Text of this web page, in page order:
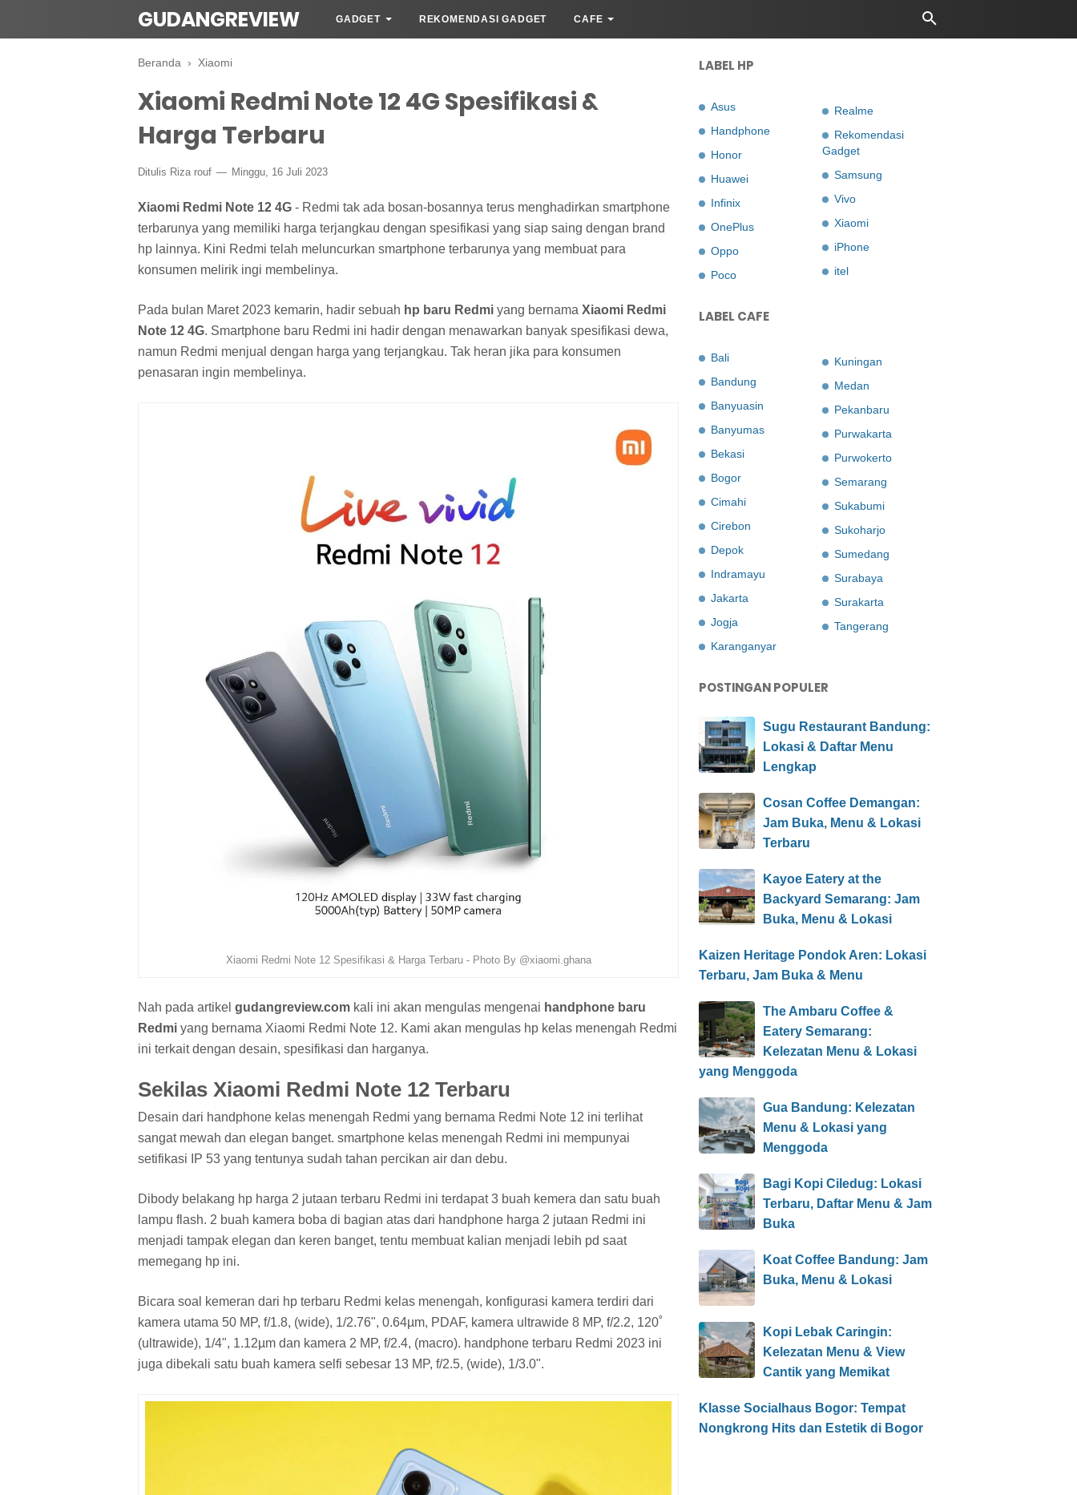
GUDANGREVIEW GADGET REKOMENDASI GADGET CAFE
Beranda › Xiaomi
Xiaomi Redmi Note 12 4G Spesifikasi &
Harga Terbaru
Ditulis Riza rouf Minggu, 16 Juli 2023
Xiaomi Redmi Note 12 4G - Redmi tak ada bosan-bosannya terus menghadirkan smartphone
terbarunya yang memiliki harga terjangkau dengan spesifikasi yang siap saing dengan brand
hp lainnya. Kini Redmi telah meluncurkan smartphone terbarunya yang membuat para
konsumen melirik ingi membelinya.
Pada bulan Maret 2023 kemarin, hadir sebuah hp baru Redmi yang bernama Xiaomi Redmi
Note 12 4G. Smartphone baru Redmi ini hadir dengan menawarkan banyak spesifikasi dewa,
namun Redmi menjual dengan harga yang terjangkau. Tak heran jika para konsumen
penasaran ingin membelinya.
Xiaomi Redmi Note 12 Spesifikasi & Harga Terbaru - Photo By @xiaomi.ghana
Nah pada artikel gudangreview.com kali ini akan mengulas mengenai handphone baru
Redmi yang bernama Xiaomi Redmi Note 12. Kami akan mengulas hp kelas menengah Redmi
ini terkait dengan desain, spesifikasi dan harganya.
Sekilas Xiaomi Redmi Note 12 Terbaru
Desain dari handphone kelas menengah Redmi yang bernama Redmi Note 12 ini terlihat
sangat mewah dan elegan banget. smartphone kelas menengah Redmi ini mempunyai
setifikasi IP 53 yang tentunya sudah tahan percikan air dan debu.
Dibody belakang hp harga 2 jutaan terbaru Redmi ini terdapat 3 buah kemera dan satu buah
lampu flash. 2 buah kamera boba di bagian atas dari handphone harga 2 jutaan Redmi ini
menjadi tampak elegan dan keren banget, tentu membuat kalian menjadi lebih pd saat
memegang hp ini.
Bicara soal kemeran dari hp terbaru Redmi kelas menengah, konfigurasi kamera terdiri dari
kamera utama 50 MP, f/1.8, (wide), 1/2.76", 0.64µm, PDAF, kamera ultrawide 8 MP, f/2.2, 120˚
(ultrawide), 1/4", 1.12µm dan kamera 2 MP, f/2.4, (macro). handphone terbaru Redmi 2023 ini
juga dibekali satu buah kamera selfi sebesar 13 MP, f/2.5, (wide), 1/3.0".
LABEL HP
Asus
Handphone
Honor
Huawei
Infinix
OnePlus
Oppo
Poco
Realme
Rekomendasi
Gadget
Samsung
Vivo
Xiaomi
iPhone
itel
LABEL CAFE
Bali
Bandung
Banyuasin
Banyumas
Bekasi
Bogor
Cimahi
Cirebon
Depok
Indramayu
Jakarta
Jogja
Karanganyar
Kuningan
Medan
Pekanbaru
Purwakarta
Purwokerto
Semarang
Sukabumi
Sukoharjo
Sumedang
Surabaya
Surakarta
Tangerang
POSTINGAN POPULER
Sugu Restaurant Bandung:
Lokasi & Daftar Menu
Lengkap
Cosan Coffee Demangan:
Jam Buka, Menu & Lokasi
Terbaru
Kayoe Eatery at the
Backyard Semarang: Jam
Buka, Menu & Lokasi
Kaizen Heritage Pondok Aren: Lokasi
Terbaru, Jam Buka & Menu
The Ambaru Coffee &
Eatery Semarang:
Kelezatan Menu & Lokasi
yang Menggoda
Gua Bandung: Kelezatan
Menu & Lokasi yang
Menggoda
Bagi Kopi Ciledug: Lokasi
Terbaru, Daftar Menu & Jam
Buka
Koat Coffee Bandung: Jam
Buka, Menu & Lokasi
Kopi Lebak Caringin:
Kelezatan Menu & View
Cantik yang Memikat
Klasse Socialhaus Bogor: Tempat
Nongkrong Hits dan Estetik di Bogor